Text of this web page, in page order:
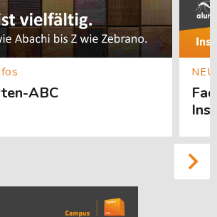
ABC
with Image) überspringen